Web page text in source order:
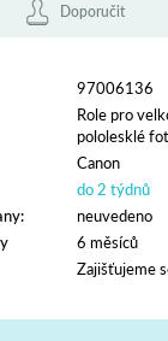
Doporučit
97006136
Role pro
pololesklé
Canon
do 2 týdnů
neuvedeno
6 měsíců
Zajišťujeme